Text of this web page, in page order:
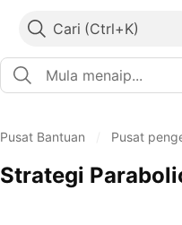
Cari
Pusat Bantuan Pusat
Strategi